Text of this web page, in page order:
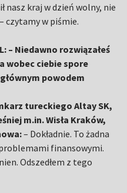
nasz kraj w dzień wolny, nie
czytamy w piśmie.
– Niedawno rozwiązałeś
wobec ciebie spore
powodem
tureckiego Altay SK,
m.in. Wisła Kraków,
– Dokładnie. To żadna
finansowymi.
Odszedłem z tego